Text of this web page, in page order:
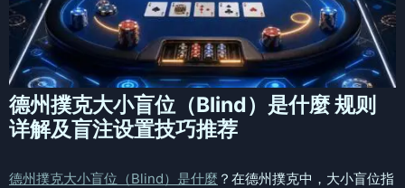
德州撲克大小盲位（Blind）是什麼 规则
详解及盲注设置技巧推荐
德州撲克大小盲位（Blind）是什麼 ？在德州撲克中，大小盲位指